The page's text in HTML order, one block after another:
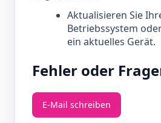
Aktualisieren Sie
Betriebssystem
ein aktuelles Gerät.
Fehler oder
E‑Mail schreiben